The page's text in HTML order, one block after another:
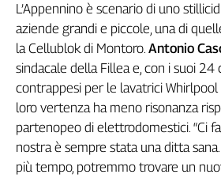
Territori
Abruzzo-
Molise
Alto
Adige
Basilicata
Calabria
Campania
L’Appennino è scenario di uno
aziende grandi e piccole, una di
la Cellublok di Montoro. Antonio
sindacale della Fillea e, con i suoi 24
contrappesi per le lavatrici
loro vertenza ha meno risonanza
partenopeo di elettrodomestici. “Ci
nostra è sempre stata una ditta
più tempo, potremmo trovare un